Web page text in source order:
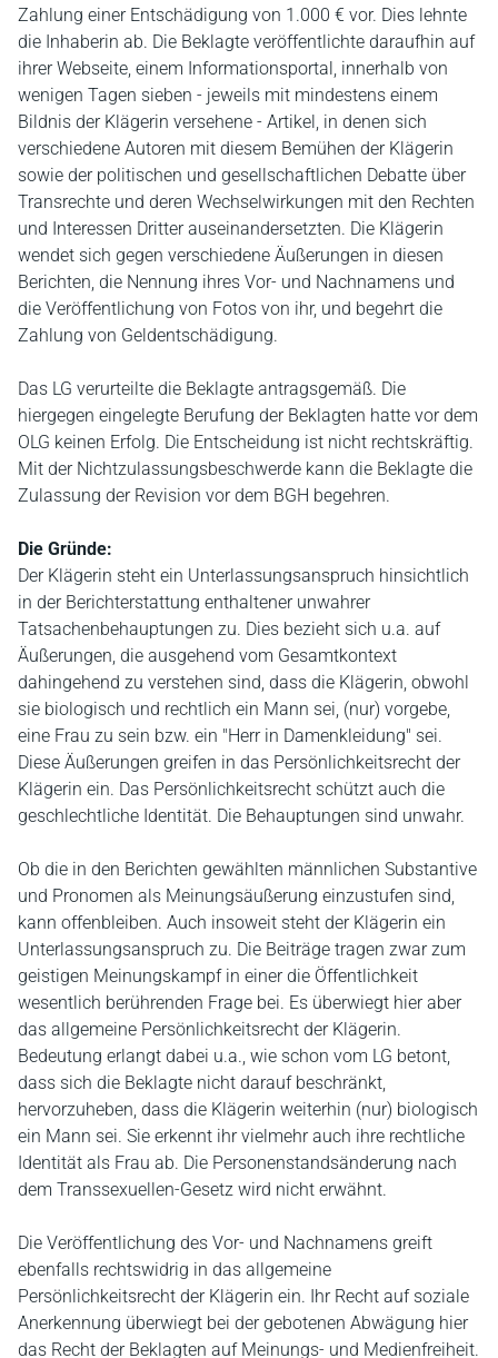
Zahlung einer Entschädigung von 1.000 € vor. Dies lehnte
die Inhaberin ab. Die Beklagte veröffentlichte daraufhin auf
ihrer Webseite, einem Informationsportal, innerhalb von
wenigen Tagen sieben - jeweils mit mindestens einem
Bildnis der Klägerin versehene - Artikel, in denen sich
verschiedene Autoren mit diesem Bemühen der Klägerin
sowie der politischen und gesellschaftlichen Debatte über
Transrechte und deren Wechselwirkungen mit den Rechten
und Interessen Dritter auseinandersetzten. Die Klägerin
wendet sich gegen verschiedene Äußerungen in diesen
Berichten, die Nennung ihres Vor- und Nachnamens und
die Veröffentlichung von Fotos von ihr, und begehrt die
Zahlung von Geldentschädigung.
Das LG verurteilte die Beklagte antragsgemäß. Die
hiergegen eingelegte Berufung der Beklagten hatte vor dem
OLG keinen Erfolg. Die Entscheidung ist nicht rechtskräftig.
Mit der Nichtzulassungsbeschwerde kann die Beklagte die
Zulassung der Revision vor dem BGH begehren.
Die Gründe:
Der Klägerin steht ein Unterlassungsanspruch hinsichtlich
in der Berichterstattung enthaltener unwahrer
Tatsachenbehauptungen zu. Dies bezieht sich u.a. auf
Äußerungen, die ausgehend vom Gesamtkontext
dahingehend zu verstehen sind, dass die Klägerin, obwohl
sie biologisch und rechtlich ein Mann sei, (nur) vorgebe,
eine Frau zu sein bzw. ein "Herr in Damenkleidung" sei.
Diese Äußerungen greifen in das Persönlichkeitsrecht der
Klägerin ein. Das Persönlichkeitsrecht schützt auch die
geschlechtliche Identität. Die Behauptungen sind unwahr.
Ob die in den Berichten gewählten männlichen Substantive
und Pronomen als Meinungsäußerung einzustufen sind,
kann offenbleiben. Auch insoweit steht der Klägerin ein
Unterlassungsanspruch zu. Die Beiträge tragen zwar zum
geistigen Meinungskampf in einer die Öffentlichkeit
wesentlich berührenden Frage bei. Es überwiegt hier aber
das allgemeine Persönlichkeitsrecht der Klägerin.
Bedeutung erlangt dabei u.a., wie schon vom LG betont,
dass sich die Beklagte nicht darauf beschränkt,
hervorzuheben, dass die Klägerin weiterhin (nur) biologisch
ein Mann sei. Sie erkennt ihr vielmehr auch ihre rechtliche
Identität als Frau ab. Die Personenstandsänderung nach
dem Transsexuellen-Gesetz wird nicht erwähnt.
Die Veröffentlichung des Vor- und Nachnamens greift
ebenfalls rechtswidrig in das allgemeine
Persönlichkeitsrecht der Klägerin ein. Ihr Recht auf soziale
Anerkennung überwiegt bei der gebotenen Abwägung hier
das Recht der Beklagten auf Meinungs- und Medienfreiheit.